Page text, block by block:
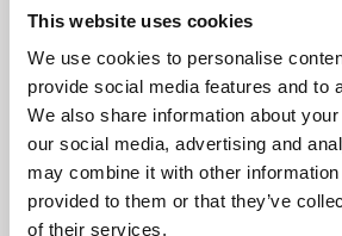
This website uses cookies
We use cookies to personalise
provide social media features and to
We also share information about
our social media, advertising and
may combine it with other information
provided to them or that they’ve
of their services.
Palau Vecchio ,Palau